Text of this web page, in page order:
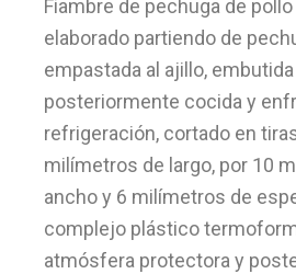
Fiambre de pechuga de
elaborado partiendo de
empastada al ajillo,
posteriormente cocida y
refrigeración, cortado en
milímetros de largo, por 10
ancho y 6 milímetros de
complejo plástico
atmósfera protectora y